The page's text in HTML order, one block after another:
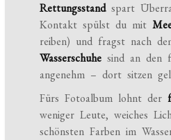
Rettungsstandspart
Kontakt spülst du mit
reiben) und fragst nach
Wasserschuhe sind an den
angenehm – dort sitzen
Fürs Fotoalbum lohnt der
weniger Leute, weiches
schönsten Farben im